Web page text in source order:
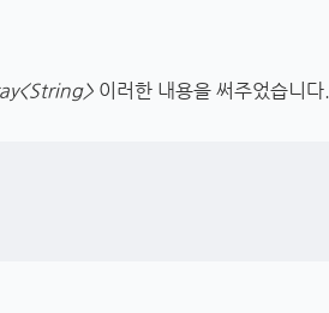
<String> 이러한 내용을 써주었습니다.